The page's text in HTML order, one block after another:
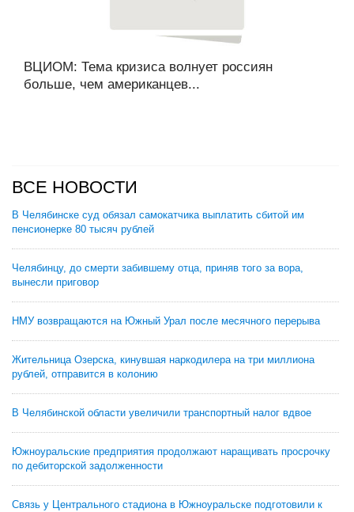
ВЦИОМ: Тема кризиса волнует россиян
больше, чем американцев...
ВСЕ НОВОСТИ
В Челябинске суд обязал самокатчика выплатить сбитой им
пенсионерке 80 тысяч рублей
Челябинцу, до смерти забившему отца, приняв того за вора,
вынесли приговор
НМУ возвращаются на Южный Урал после месячного перерыва
Жительница Озерска, кинувшая наркодилера на три миллиона
рублей, отправится в колонию
В Челябинской области увеличили транспортный налог вдвое
Южноуральские предприятия продолжают наращивать просрочку
по дебиторской задолженности
Связь у Центрального стадиона в Южноуральске подготовили к